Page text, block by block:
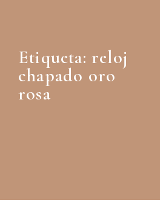
Etiqueta: reloj
chapado oro
rosa